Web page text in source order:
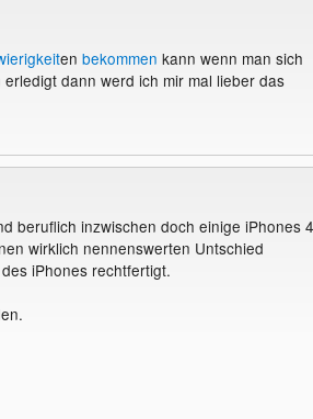
en bekommen kann wenn man sich
dann werd ich mir mal lieber das
beruflich inzwischen doch einige iPhones 4
wirklich nennenswerten Untschied
iPhones rechtfertigt.